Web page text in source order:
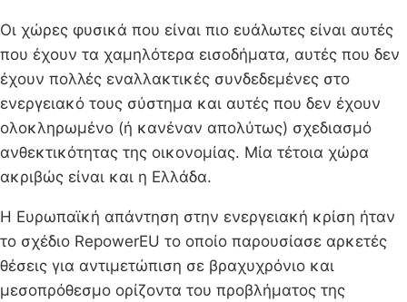
Οι χώρες φυσικά που είναι πιο ευάλωτες είναι αυτές
που έχουν τα χαμηλότερα εισοδήματα, αυτές που δεν
έχουν πολλές εναλλακτικές συνδεδεμένες στο
ενεργειακό τους σύστημα και αυτές που δεν έχουν
ολοκληρωμένο (ή κανέναν απολύτως) σχεδιασμό
ανθεκτικότητας της οικονομίας. Μία τέτοια χώρα
ακριβώς είναι και η Ελλάδα.
Η Ευρωπαϊκή απάντηση στην ενεργειακή κρίση ήταν
το σχέδιο RepowerEU το οποίο παρουσίασε αρκετές
θέσεις για αντιμετώπιση σε βραχυχρόνιο και
μεσοπρόθεσμο ορίζοντα του προβλήματος της